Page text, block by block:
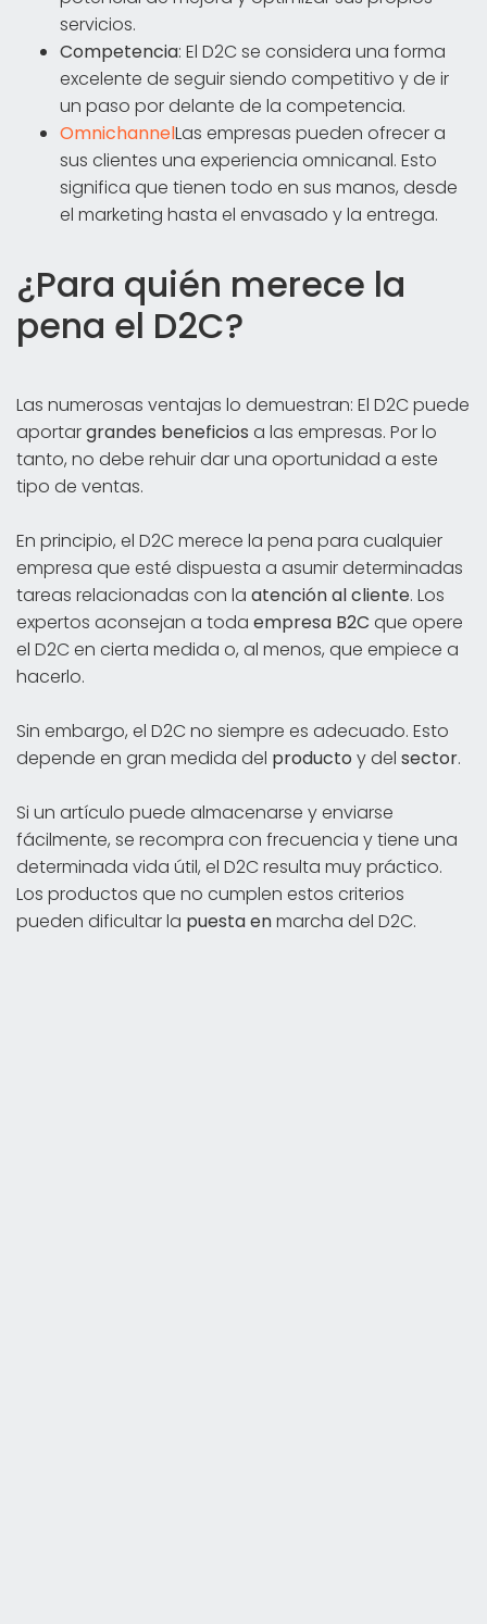
servicios.
Competencia: El D2C se considera una forma
excelente de seguir siendo competitivo y de ir
un paso por delante de la competencia.
OmnichannelLas empresas pueden ofrecer a
sus clientes una experiencia omnicanal. Esto
significa que tienen todo en sus manos, desde
el marketing hasta el envasado y la entrega.
¿Para quién merece la
pena el D2C?
Las numerosas ventajas lo demuestran: El D2C puede
aportargrandes beneficios a las empresas. Por lo
tanto, no debe rehuir dar una oportunidad a este
tipo de ventas.
En principio, el D2C merece la pena para cualquier
empresa que esté dispuesta a asumir determinadas
tareas relacionadas con la atención al cliente. Los
expertos aconsejan a toda empresa B2C que opere
el D2C en cierta medida o, al menos, que empiece a
hacerlo.
Sin embargo, el D2C no siempre es adecuado. Esto
depende en gran medida del producto y del sector.
Si un artículo puede almacenarse y enviarse
fácilmente, se recompra con frecuencia y tiene una
determinada vida útil, el D2C resulta muy práctico.
Los productos que no cumplen estos criterios
pueden dificultar la puesta enmarcha del D2C.